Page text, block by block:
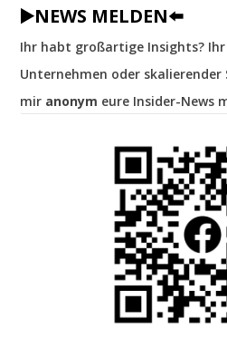
▶️NEWS MELDEN⬅️
Ihr habt großartige Insights?
Unternehmen oder
mir anonym eure Insider-News